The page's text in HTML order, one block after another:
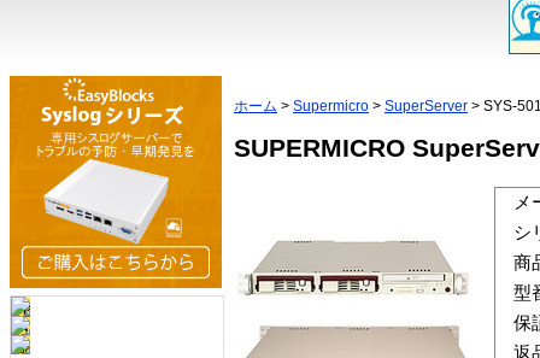
ホーム > Supermicro > SuperServer > SYS-
SUPERMICRO
メ
シ
商
型
保
返